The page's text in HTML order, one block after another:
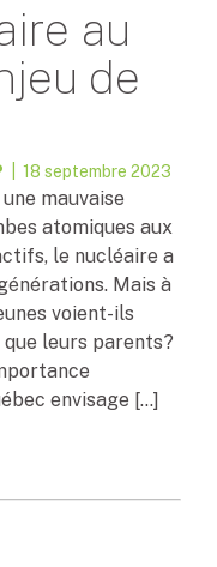
au
de
| 18 septembre 2023
mauvaise
atomiques aux
le nucléaire a
Mais à
voient-ils
leurs parents?
envisage […]